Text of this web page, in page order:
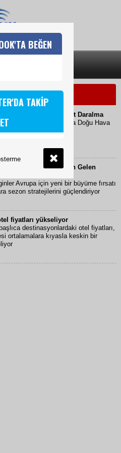
Doğu Uçuşlarında Sert Daralma
Sonrası Amerika-Orta Doğu Hava
Sert Daralma
Yeni Gücü: Kanada’dan Gelen
Avrupa için yeni bir büyüme fırsatı
sezon stratejilerini güçlendiriyor
fiyatları yükseliyor
destinasyonlardaki otel fiyatları,
ortalamalara kıyasla keskin bir
BEĞEN
TAKİP
ET